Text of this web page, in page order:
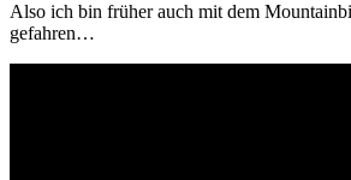
Also ich bin früher auch mit dem
gefahren…